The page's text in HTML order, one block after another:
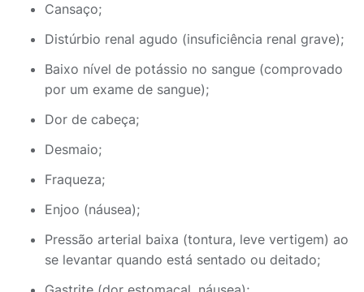
Cansaço;
Distúrbio renal agudo (insuficiência renal grave);
Baixo nível de potássio no sangue (comprovado
por um exame de sangue);
Dor de cabeça;
Desmaio;
Fraqueza;
Enjoo (náusea);
Pressão arterial baixa (tontura, leve vertigem) ao
se levantar quando está sentado ou deitado;